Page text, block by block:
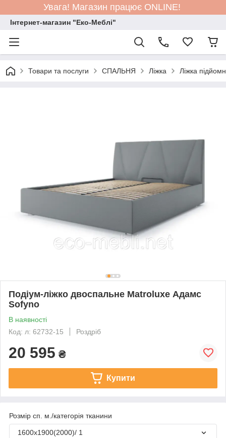
Увага! Магазин працює ONLINE!
Інтернет-магазин "Еко-Меблі"
Товари та послуги СПАЛЬНЯ Ліжка Ліжка
Подіум-ліжко двоспальне Matroluxe Адамс
Sofyno
В наявності
Код: л: 62732-15
Роздріб
20 595 ₴
Купити
Розмір сп. м./категорія тканини
1600х1900(2000)/ 1